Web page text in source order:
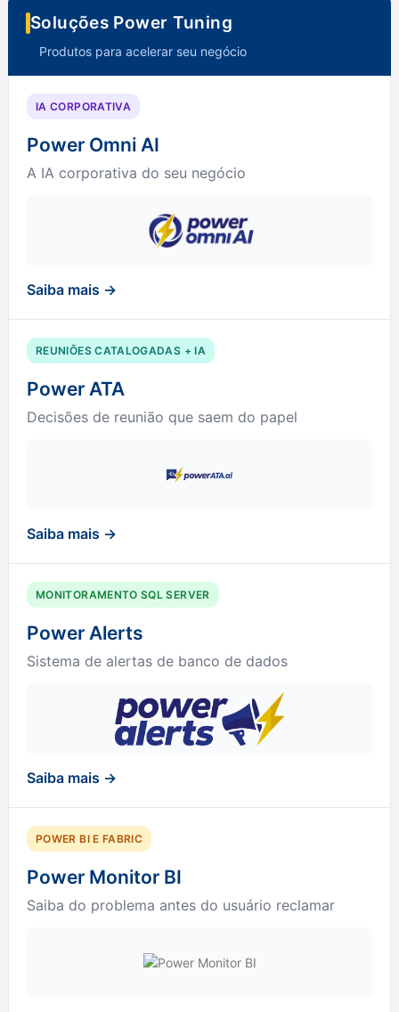
Soluções Power Tuning
Produtos para acelerar seu negócio
IA CORPORATIVA
Power Omni AI
A IA corporativa do seu negócio
Saiba mais →
REUNIÕES CATALOGADAS + IA
Power ATA
Decisões de reunião que saem do papel
Saiba mais →
MONITORAMENTO SQL SERVER
Power Alerts
Sistema de alertas de banco de dados
Saiba mais →
POWER BI E FABRIC
Power Monitor BI
Saiba do problema antes do usuário reclamar